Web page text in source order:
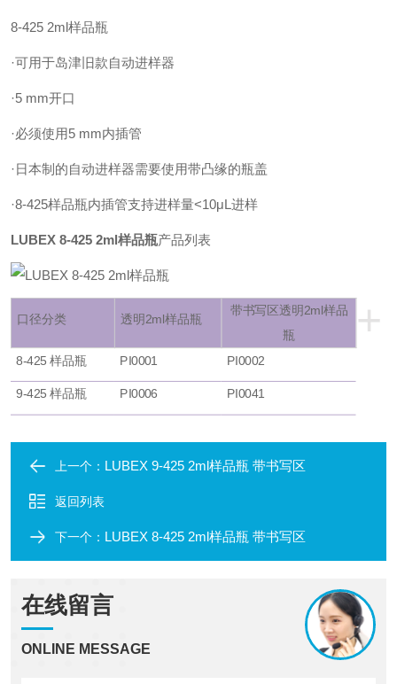
8-425 2ml样品瓶
·可用于岛津旧款自动进样器
·5 mm开口
·必须使用5 mm内插管
·日本制的自动进样器需要使用带凸缘的瓶盖
·8-425样品瓶内插管支持进样量<10μL进样
LUBEX 8-425 2ml样品瓶产品列表
+
口径分类 透明2ml样品瓶
带书写区透明2ml样品
瓶
8-425 样品瓶 PI0001 PI0002
9-425 样品瓶 PI0006 PI0041
上一个： LUBEX 9-425 2ml样品瓶 带书写区
返回列表
下一个： LUBEX 8-425 2ml样品瓶 带书写区
在线留言
ONLINE MESSAGE